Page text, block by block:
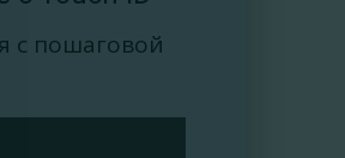
с пошаговой